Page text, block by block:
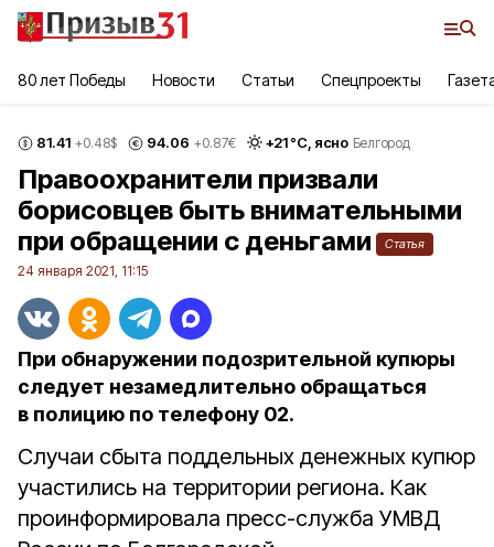
80 лет Победы Новости Статьи Спецпроекты
81.41 +0.48$ 94.06 +0.87€ +21°С, ясно Белгород
Правоохранители призвали
борисовцев быть внимательными
при обращении с деньгами
Статья
24 января 2021, 11:15
При обнаружении подозрительной купюры
следует незамедлительно обращаться
в полицию по телефону 02.
Случаи сбыта поддельных денежных купюр
участились на территории региона. Как
проинформировала пресс-служба УМВД